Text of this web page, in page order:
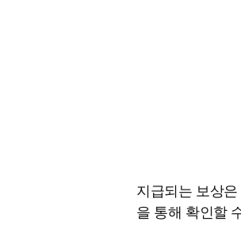
지급되는 보상
을 통해 확인할